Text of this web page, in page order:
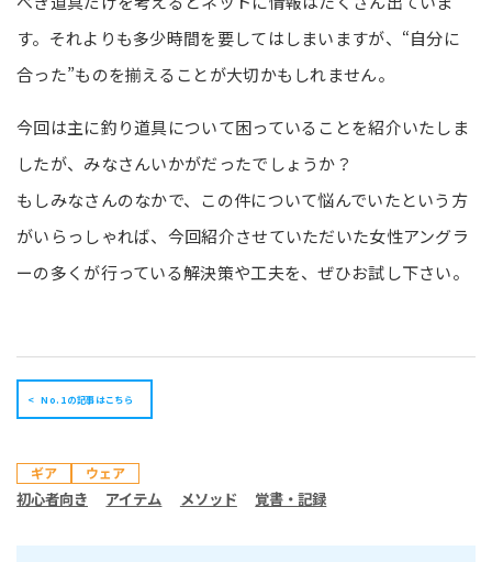
す。それよりも多少時間を要してはしまいますが、“自分に
合った”ものを揃えることが大切かもしれません。
今回は主に釣り道具について困っていることを紹介いたしま
したが、みなさんいかがだったでしょうか？
もしみなさんのなかで、この件について悩んでいたという方
がいらっしゃれば、今回紹介させていただいた女性アングラ
ーの多くが行っている解決策や工夫を、ぜひお試し下さい。
No.1の記事はこちら
ギア ウェア
初心者向き アイテム メソッド 覚書・記録